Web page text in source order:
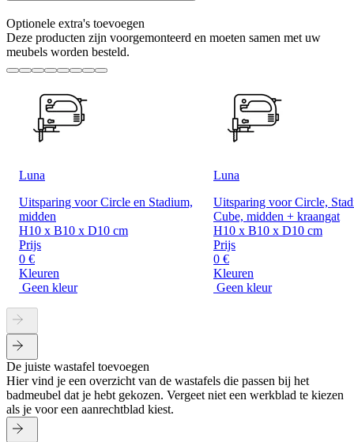
Optionele extra's toevoegen
Deze producten zijn voorgemonteerd en moeten samen met uw
meubels worden besteld.
Luna
Uitsparing voor Circle en Stadium,
midden
H10 x B10 x D10 cm
Prijs
0 €
Kleuren
Geen kleur
Luna
Uitsparing voor Circle,
Cube, midden + kraangat
H10 x B10 x D10 cm
Prijs
0 €
Kleuren
Geen kleur
De juiste wastafel toevoegen
Hier vind je een overzicht van de wastafels die passen bij het
badmeubel dat je hebt gekozen. Vergeet niet een werkblad te kiezen
als je voor een aanrechtblad kiest.